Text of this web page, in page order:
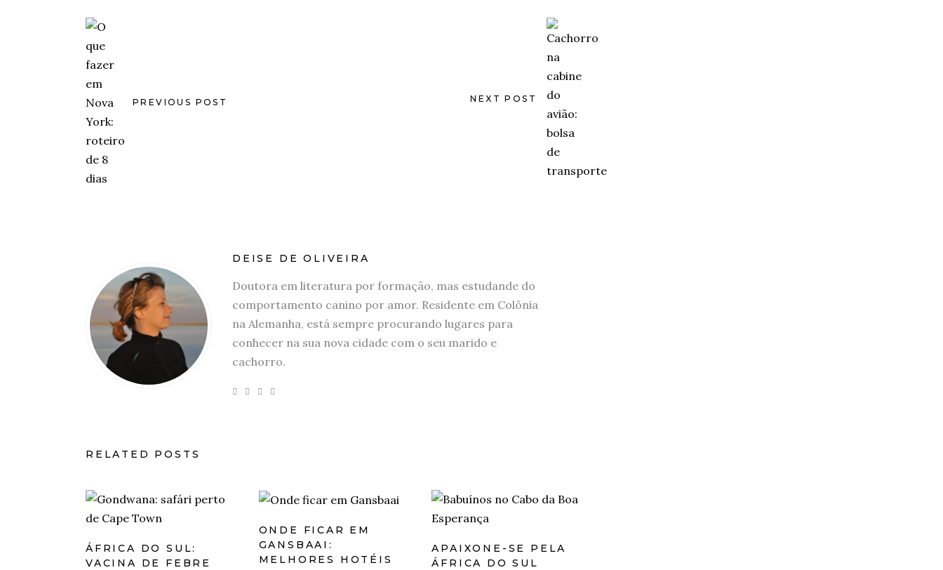
PREVIOUS POST NEXT POST
DEISE DE OLIVEIRA
Doutora em literatura por formação, mas estudande do
comportamento canino por amor. Residente em Colônia
na Alemanha, está sempre procurando lugares para
conhecer na sua nova cidade com o seu marido e
cachorro.
RELATED POSTS
ÁFRICA DO SUL:
VACINA DE FEBRE
ONDE FICAR EM
GANSBAAI:
MELHORES HOTÉIS
APAIXONE-SE PELA
ÁFRICA DO SUL